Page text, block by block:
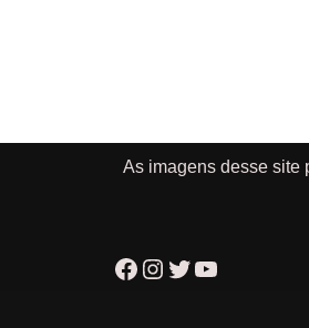
As imagens desse site